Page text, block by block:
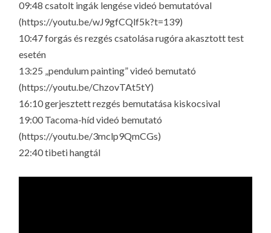
09:48 csatolt ingák lengése videó bemutatóval
(https://youtu.be/wJ9gfCQlf5k?t=139)
10:47 forgás és rezgés csatolása rugóra akasztott test
esetén
13:25 „pendulum painting” videó bemutató
(https://youtu.be/ChzovTAt5tY)
16:10 gerjesztett rezgés bemutatása kiskocsival
19:00 Tacoma-híd videó bemutató
(https://youtu.be/3mclp9QmCGs)
22:40 tibeti hangtál